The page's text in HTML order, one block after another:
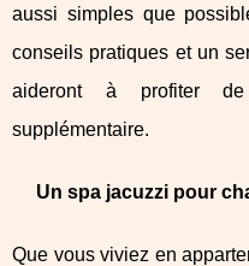
aussi simples que
conseils pratiques et un
aideront à profiter
supplémentaire.
Un spa jacuzzi pour
Que vous viviez en